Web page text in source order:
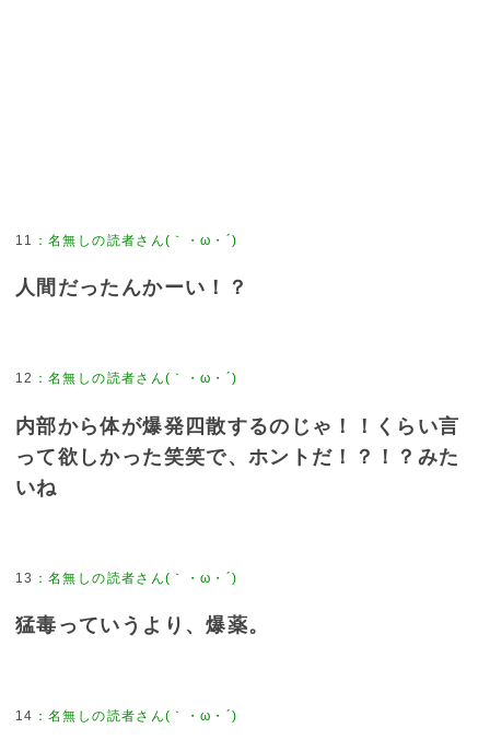
11 ：名無しの読者さん(｀・ω・´)
人間だったんかーい！？
12 ：名無しの読者さん(｀・ω・´)
内部から体が爆発四散するのじゃ！！くらい言
って欲しかった笑笑で、ホントだ！？！？みた
いね
13 ：名無しの読者さん(｀・ω・´)
猛毒っていうより、爆薬。
14 ：名無しの読者さん(｀・ω・´)